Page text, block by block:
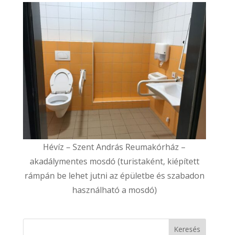
Hévíz – Szent András Reumakórház –
akadálymentes mosdó (turistaként, kiépített
rámpán be lehet jutni az épületbe és szabadon
használható a mosdó)
Keresés